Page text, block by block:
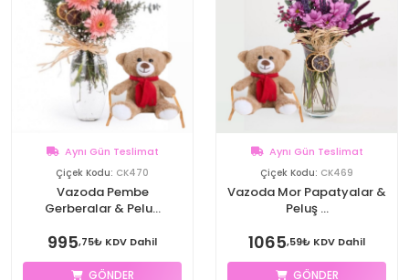
Aynı Gün Teslimat
Çiçek Kodu: CK470
Vazoda Pembe
Gerberalar & Pelu...
995,75₺ KDV Dahil
GÖNDER
Aynı Gün Teslimat
Çiçek Kodu: CK469
Vazoda Mor Papatyalar &
Peluş ...
1065,59₺ KDV Dahil
GÖNDER